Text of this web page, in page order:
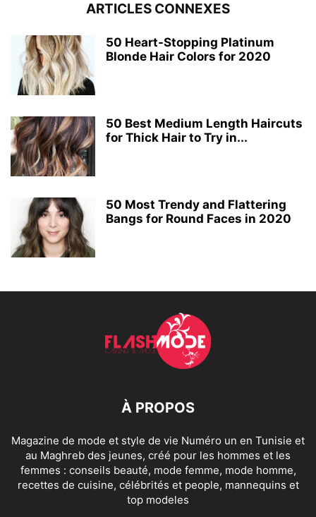
ARTICLES CONNEXES
50 Heart-Stopping Platinum
Blonde Hair Colors for 2020
50 Best Medium Length Haircuts
for Thick Hair to Try in...
50 Most Trendy and Flattering
Bangs for Round Faces in 2020
À PROPOS
Magazine de mode et style de vie Numéro un en Tunisie et
au Maghreb des jeunes, créé pour les hommes et les
femmes : conseils beauté, mode femme, mode homme,
recettes de cuisine, célébrités et people, mannequins et
top modeles